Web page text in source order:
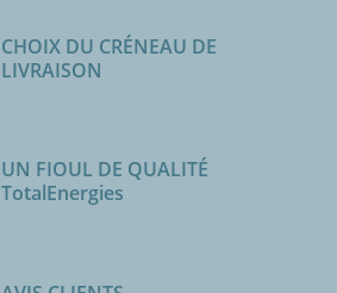
CHOIX DU CRÉNEAU DE
LIVRAISON
UN FIOUL DE QUALITÉ
TotalEnergies